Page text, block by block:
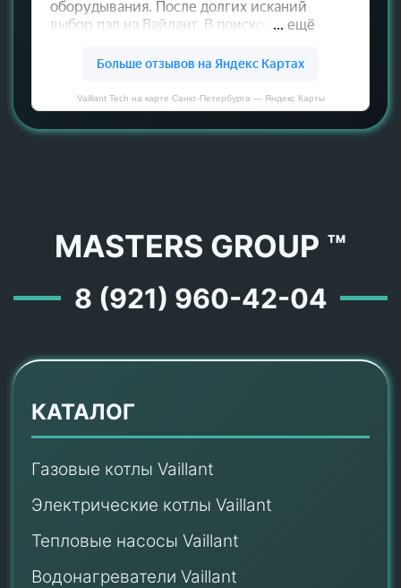
Vaillant Tech на карте Санкт‑Петербурга — Яндекс Карты
MASTERS GROUP ™
8 (921) 960-42-04
КАТАЛОГ
Газовые котлы Vaillant
Электрические котлы Vaillant
Тепловые насосы Vaillant
Водонагреватели Vaillant